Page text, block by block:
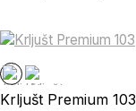
Krljušt Premium 103